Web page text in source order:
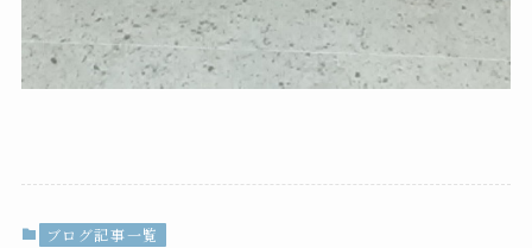
ブログ記事一覧